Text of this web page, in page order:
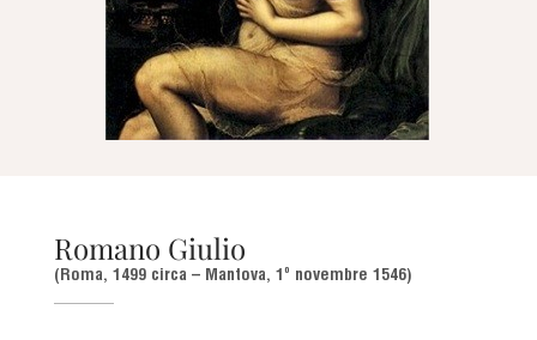
Romano Giulio
(Roma, 1499 circa – Mantova, 1º novembre 1546)